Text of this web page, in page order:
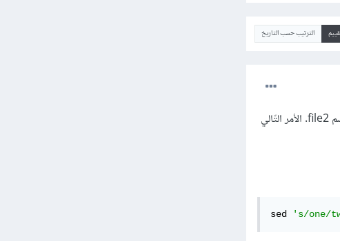
الترتيب حسب التاريخ
نفترض أنّك تريد البحث عن كلمة one وإبداله بtwo ضمن ملفّ باسم file1 وحفظ النّاتج في ملفّ باسم file2. الأمر التّالي
sed 's/one/